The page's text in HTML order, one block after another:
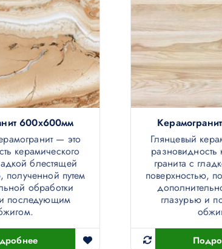
600х600мм
— это
керамического
блестящей
полученной путем
обработки
последующим
Глянцевый
разновидность
гранита с
поверхностью,
глазурью и